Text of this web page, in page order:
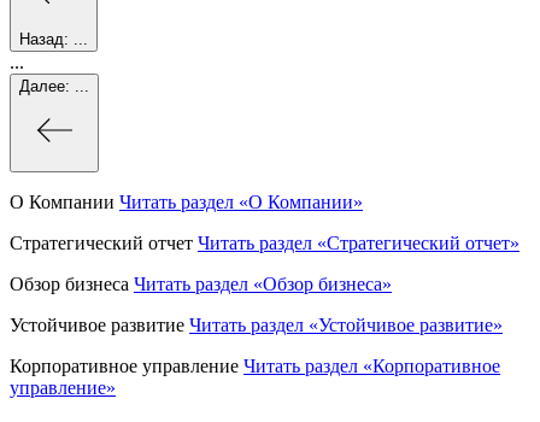
Назад:
...
Далее:
О Компании Читать раздел «О Компании»
Стратегический отчет Читать раздел «Стратегический отчет»
Обзор бизнеса Читать раздел «Обзор бизнеса»
Устойчивое развитие Читать раздел «Устойчивое развитие»
Корпоративное управление Читать раздел «Корпоративное
управление»